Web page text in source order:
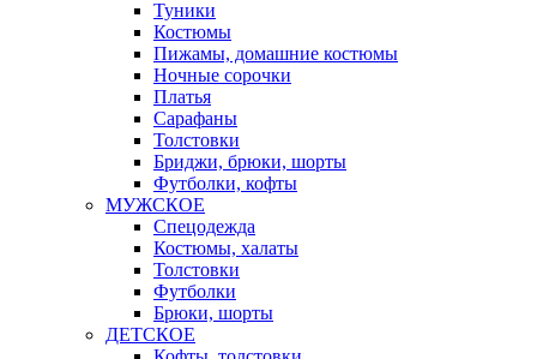
Туники
Костюмы
Пижамы, домашние костюмы
Ночные сорочки
Платья
Сарафаны
Толстовки
Бриджи, брюки, шорты
Футболки, кофты
МУЖСКОЕ
Спецодежда
Костюмы, халаты
Толстовки
Футболки
Брюки, шорты
ДЕТСКОЕ